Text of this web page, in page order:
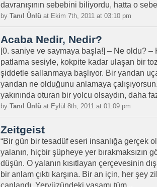
davranışının sebebini biliyordu, hatta o
by Tanıl Ünlü at Ekim 7th, 2011 at 03:10 pm
Acaba Nedir, Nedir?
[0. saniye ve saymaya başla!] – Ne oldu? –
patlama sesiyle, kokpite kadar ulaşan bir
şiddetle sallanmaya başlıyor. Bir yandan
yandan ne olduğunu anlamaya
yakınında oturan bir yolcu olsaydın, daha
by Tanıl Ünlü at Eylül 8th, 2011 at 01:09 pm
Zeitgeist
“Bir gün bir tesadüf eseri insanlığa gerçek
yalanın, hiçbir şüpheye yer bırakmaksızın
düşün. O yalanın kısıtlayan çerçevesinin
bir anlam çıktı karşına. Bir an için, her şey
canlandı. Yeryüzündeki yaşamı tüm...